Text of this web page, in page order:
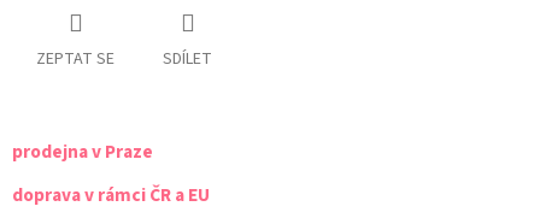
ZEPTAT SE SDÍLET
prodejna v Praze
doprava v rámci ČR a EU